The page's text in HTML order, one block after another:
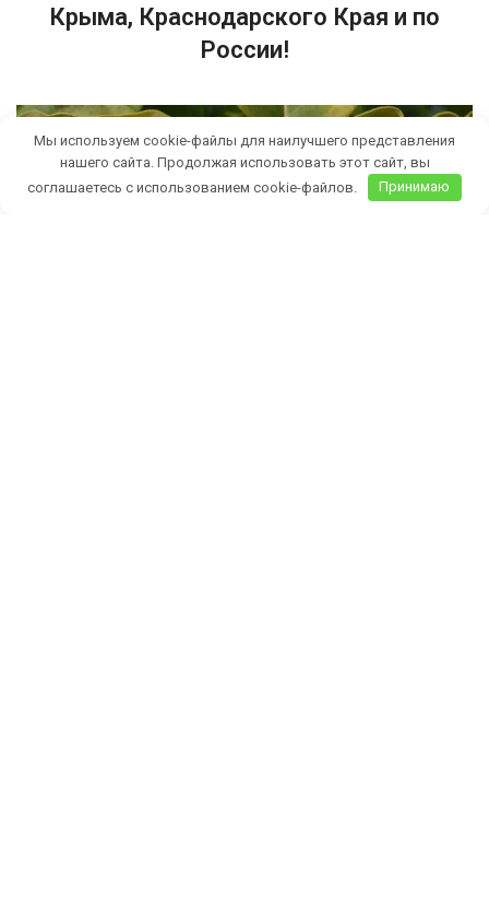
Крыма, Краснодарского Края и по
России!
Мы используем cookie-файлы для наилучшего представления
нашего сайта. Продолжая использовать этот сайт, вы
соглашаетесь с использованием cookie-файлов.
Принимаю